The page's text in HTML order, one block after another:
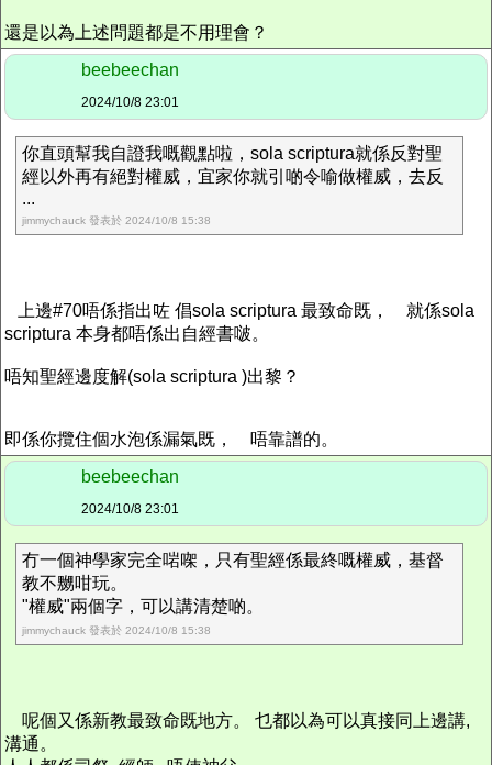
還是以為上述問題都是不用理會？
beebeechan
2024/10/8 23:01
你直頭幫我自證我嘅觀點啦，sola scriptura就係反對聖
經以外再有絕對權威，宜家你就引啲令喻做權威，去反
...
jimmychauck 發表於 2024/10/8 15:38
上邊#70唔係指出咗 倡sola scriptura 最致命既， 就係sola
scriptura 本身都唔係出自經書啵。
唔知聖經邊度解(sola scriptura )出黎？
即係你攬住個水泡係漏氣既， 唔靠譜的。
beebeechan
2024/10/8 23:01
冇一個神學家完全啱㗎，只有聖經係最終嘅權威，基督
教不嬲咁玩。
"權威"兩個字，可以講清楚啲。
jimmychauck 發表於 2024/10/8 15:38
呢個又係新教最致命既地方。 乜都以為可以真接同上邊講,
溝通。